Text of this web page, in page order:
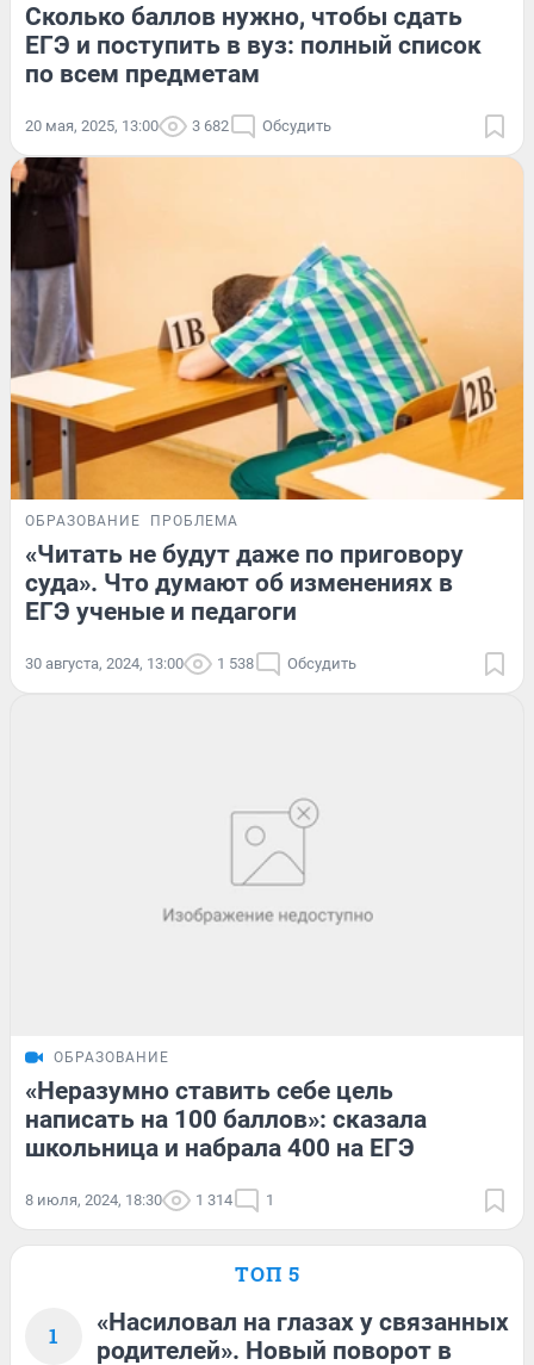
Сколько баллов нужно, чтобы сдать
ЕГЭ и поступить в вуз: полный список
по всем предметам
20 мая, 2025, 13:00 3 682 Обсудить
ОБРАЗОВАНИЕ ПРОБЛЕМА
«Читать не будут даже по приговору
суда». Что думают об изменениях в
ЕГЭ ученые и педагоги
30 августа, 2024, 13:00 1 538 Обсудить
ОБРАЗОВАНИЕ
«Неразумно ставить себе цель
написать на 100 баллов»: сказала
школьница и набрала 400 на ЕГЭ
8 июля, 2024, 18:30 1 314 1
ТОП 5
1
«Насиловал на глазах у связанных
родителей». Новый поворот в